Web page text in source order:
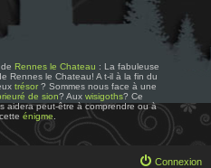
Rennes le Chateau : La fabuleuse
Rennes le Chateau! A t-il à la fin du
trésor? Sommes nous face à une
de sion? Aux wisigoths? Ce
aidera peut-être à comprendre ou à
énigme
Connexion